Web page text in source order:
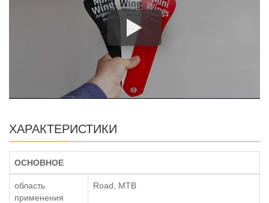
ХАРАКТЕРИСТИКИ
ОСНОВНОЕ
область
применения
Road, MTB